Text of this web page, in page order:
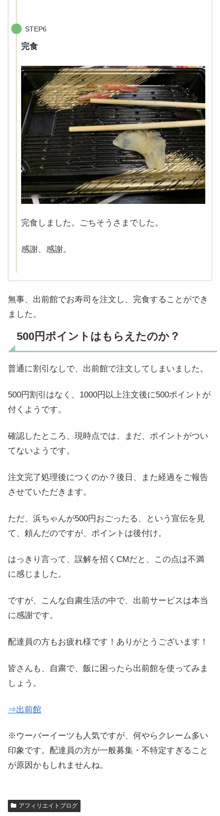
STEP6
完食
完食しました。ごちそうさまでした。
感謝、感謝。
無事、出前館でお寿司を注文し、完食することができ
ました。
500円ポイントはもらえたのか？
普通に割引なしで、出前館で注文してしまいました。
500円割引はなく、1000円以上注文後に500ポイントが
付くようです。
確認したところ、現時点では、まだ、ポイントがつい
てないようです。
注文完了処理後につくのか？後日、また経過をご報告
させていただきます。
ただ、浜ちゃんが500円おごったる、という宣伝を見
て、頼んだのですが、ポイントは後付け。
はっきり言って、誤解を招くCMだと、この点は不満
に感じました。
ですが、こんな自粛生活の中で、出前サービスは本当
に感謝です。
配達員の方もお疲れ様です！ありがとうございます！
皆さんも、自粛で、飯に困ったら出前館を使ってみま
しょう。
⇒出前館
※ウーバーイーツも人気ですが、何やらクレーム多い
印象です。配達員の方が一般募集・不特定すぎること
が原因かもしれませんね。
アフィリエイトブログ